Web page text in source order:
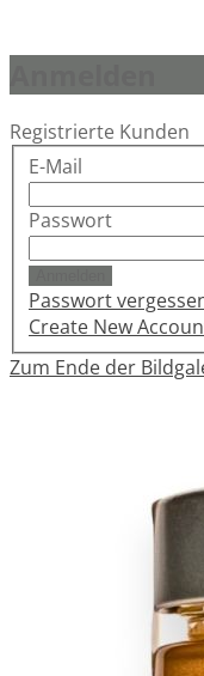
Registrierte Kunden
E-Mail
Passwort
Passwort
Create New
Zum Ende der